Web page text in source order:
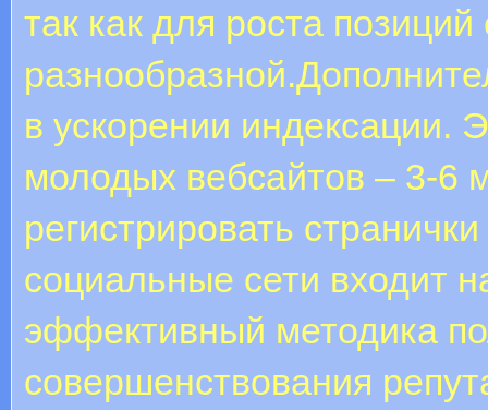
так как для роста
в ускорении индексации.
молодых вебсайтов – 3-6
регистрировать
социальные сети входит
эффективный методика
совершенствования